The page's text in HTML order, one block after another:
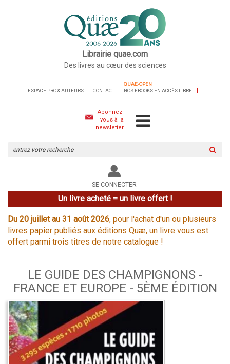
Librairie quae.com
Des livres au cœur des sciences
ESPACE PRO & AUTEURS CONTACT
QUAE-OPEN
NOS EBOOKS EN ACCÈS LIBRE
Abonnez-
vous à la
newsletter
le
site
SE CONNECTER
Un livre acheté = un livre offert !
Du 20 juillet au 31 août 2026, pour l'achat d'un ou plusieurs
livres papier publiés aux éditions Quæ, un livre vous est
offert parmi trois titres de notre catalogue !
LE GUIDE DES CHAMPIGNONS -
FRANCE ET EUROPE - 5ÈME ÉDITION